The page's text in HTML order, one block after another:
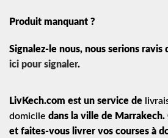
Produit manquant ?
Signalez-le nous, nous serions ravis
ici pour signaler.
LivKech.com est un service de
domicile dans la ville de Marrakech.
et faites-vous livrer vos courses à